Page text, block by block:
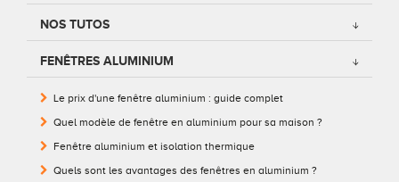
NOS TUTOS
FENÊTRES ALUMINIUM
Le prix d'une fenêtre aluminium : guide complet
Quel modèle de fenêtre en aluminium pour sa maison ?
Fenêtre aluminium et isolation thermique
Quels sont les avantages des fenêtres en aluminium ?
Demander un devis
Télécharger le catalogue
Tous nos accessoires volets battants
Télécharger le catalogue
Accessoires
Conseils pour choisir
Demander un devis